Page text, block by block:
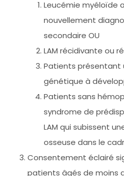
Leucémie myéloïde
nouvellement
secondaire OU
LAM récidivante ou
Patients présentant
génétique à
Patients sans
syndrome de
LAM qui subissent
osseuse dans le
Consentement éclairé
patients âgés de moins